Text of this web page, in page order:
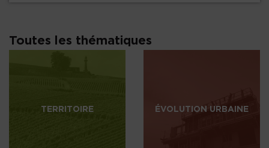
Toutes les thématiques
TERRITOIRE ÉVOLUTION URBAINE